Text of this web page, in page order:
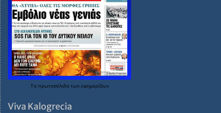
Τα πρωτοσέλιδα των εφημερίδων
Viva Kalogrecia